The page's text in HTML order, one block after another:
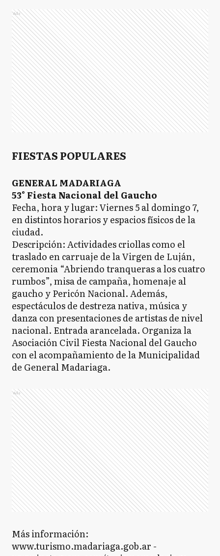
Ads
FIESTAS POPULARES
GENERAL MADARIAGA
53° Fiesta Nacional del Gaucho
Fecha, hora y lugar: Viernes 5 al domingo 7,
en distintos horarios y espacios físicos de la
ciudad.
Descripción: Actividades criollas como el
traslado en carruaje de la Virgen de Luján,
ceremonia “Abriendo tranqueras a los cuatro
rumbos”, misa de campaña, homenaje al
gaucho y Pericón Nacional. Además,
espectáculos de destreza nativa, música y
danza con presentaciones de artistas de nivel
nacional. Entrada arancelada. Organiza la
Asociación Civil Fiesta Nacional del Gaucho
con el acompañamiento de la Municipalidad
de General Madariaga.
Ads
Más información:
www.turismo.madariaga.gob.ar -